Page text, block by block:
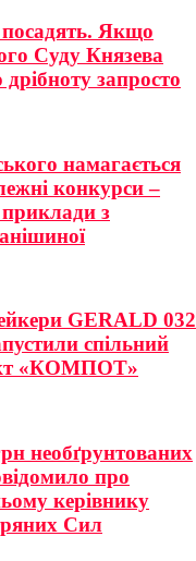
Якщо
Суду Князева
запросто
намагається
конкурси –
з
GERALD 032
спільний
«КОМПОТ»
необґрунтованих
про
керівнику
Сил